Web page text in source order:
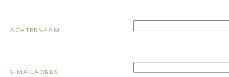
ACHTERNAAM
E-MAILADRES